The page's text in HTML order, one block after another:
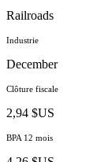
Railroads
Industrie
December
Clôture fiscale
2,94 $US
BPA 12 mois